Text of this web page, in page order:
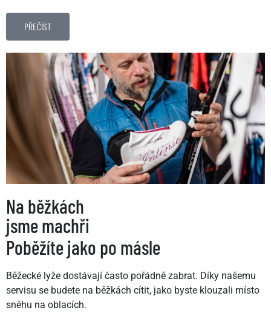
PŘEČÍST
Na běžkách
jsme machři
Poběžíte jako po másle
Běžecké lyže dostávají často pořádně zabrat. Díky našemu
servisu se budete na běžkách cítit, jako byste klouzali místo
sněhu na oblacích.